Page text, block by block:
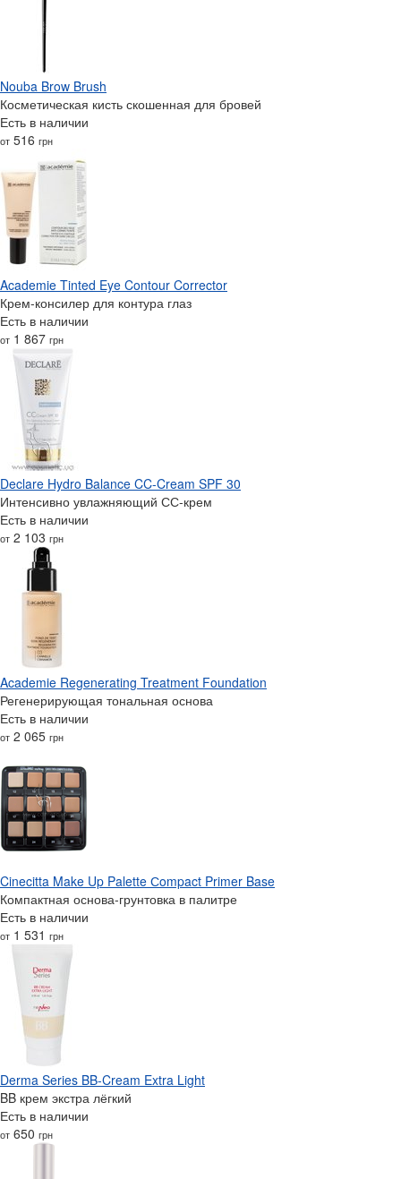
Nouba Brow Brush
Косметическая кисть скошенная для бровей
Есть в наличии
от 516 грн
Academie Tinted Eye Contour Corrector
Крем-консилер для контура глаз
Есть в наличии
от 1 867 грн
Declare Hydro Balance CC-Cream SPF 30
Интенсивно увлажняющий СС-крем
Есть в наличии
от 2 103 грн
Academie Regenerating Treatment Foundation
Регенерирующая тональная основа
Есть в наличии
от 2 065 грн
Cinecitta Make Up Palette Сompact Primer Base
Компактная основа-грунтовка в палитре
Есть в наличии
от 1 531 грн
Derma Series BB-Cream Extra Light
BB крем экстра лёгкий
Есть в наличии
от 650 грн